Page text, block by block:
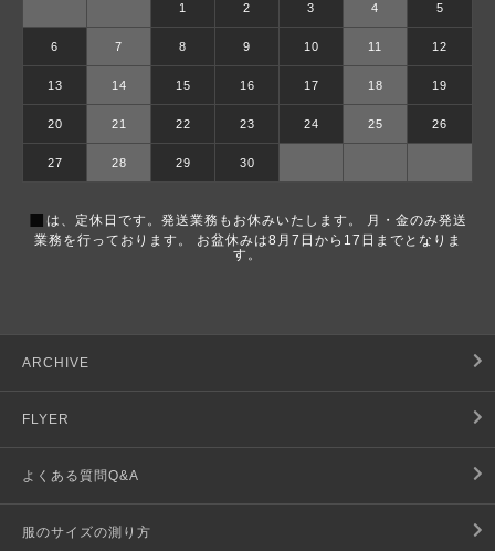
1 2 3 4 5
6 7 8 9 10 11 12
13 14 15 16 17 18 19
20 21 22 23 24 25 26
27 28 29 30
■ は、定休日です。発送業務もお休みいたします。 月・金のみ発送
業務を行っております。 お盆休みは8月7日から17日までとなりま
す。
ARCHIVE
FLYER
よくある質問Q&A
服のサイズの測り方